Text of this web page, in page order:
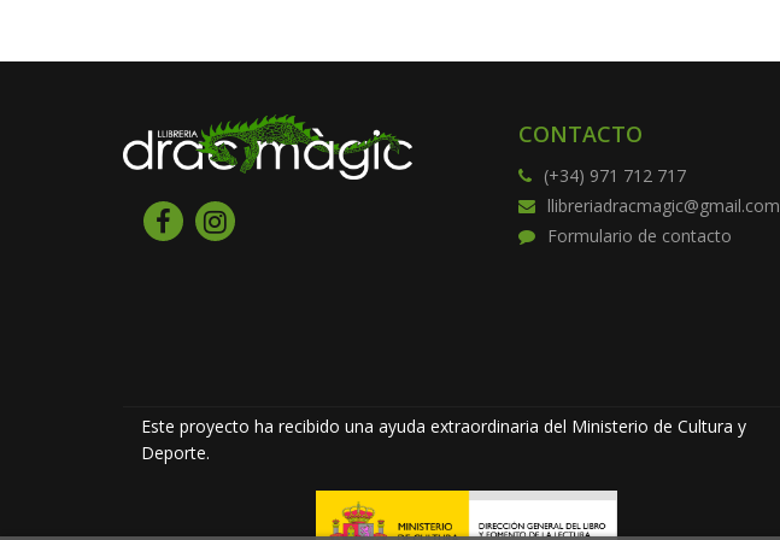
CONTACTO
(+34) 971 712 717
llibreriadracmagic@gmail.com
Formulario de contacto
Este proyecto ha recibido una ayuda extraordinaria del Ministerio de Cultura y
Deporte.